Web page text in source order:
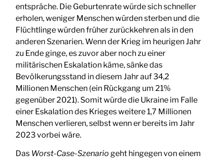
entspräche. Die Geburtenrate würde sich schneller
erholen, weniger Menschen würden sterben und die
Flüchtlinge würden früher zurückkehren als in den
anderen Szenarien. Wenn der Krieg im heurigen Jahr
zu Ende ginge, es zuvor aber noch zu einer
militärischen Eskalation käme, sänke das
Bevölkerungsstand in diesem Jahr auf 34,2
Millionen Menschen (ein Rückgang um 21%
gegenüber 2021). Somit würde die Ukraine im Falle
einer Eskalation des Krieges weitere 1,7 Millionen
Menschen verlieren, selbst wenn er bereits im Jahr
2023 vorbei wäre.
Das Worst-Case-Szenario geht hingegen von einem